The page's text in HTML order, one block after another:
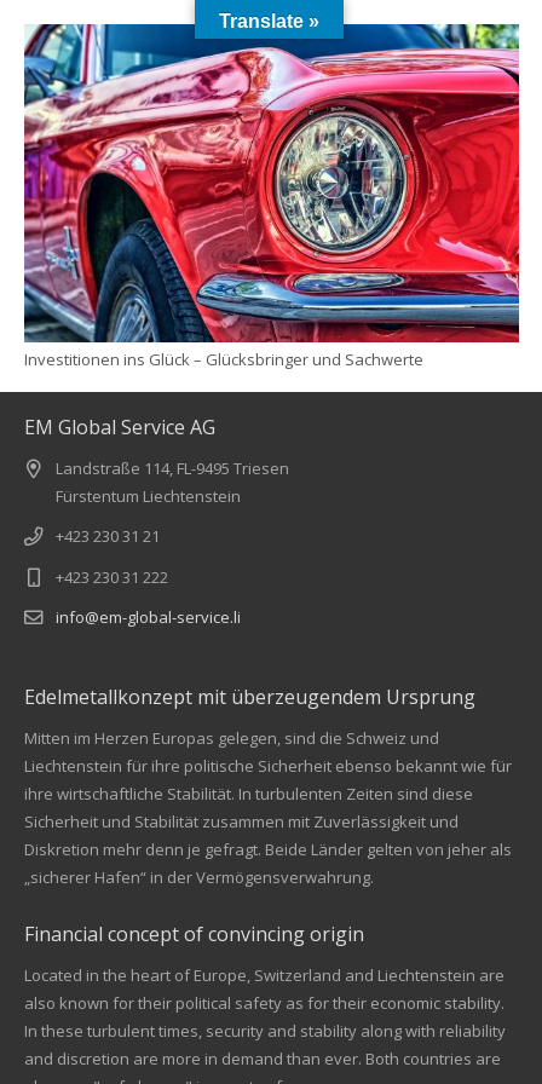
Investitionen ins Glück – Glücksbringer und Sachwerte
EM Global Service AG
Landstraße 114, FL-9495 Triesen
Fürstentum Liechtenstein
+423 230 31 21
+423 230 31 222
info@em-global-service.li
Edelmetallkonzept mit überzeugendem Ursprung
Mitten im Herzen Europas gelegen, sind die Schweiz und
Liechtenstein für ihre politische Sicherheit ebenso bekannt wie für
ihre wirtschaftliche Stabilität. In turbulenten Zeiten sind diese
Sicherheit und Stabilität zusammen mit Zuverlässigkeit und
Diskretion mehr denn je gefragt. Beide Länder gelten von jeher als
„sicherer Hafen“ in der Vermögensverwahrung.
Financial concept of convincing origin
Located in the heart of Europe, Switzerland and Liechtenstein are
also known for their political safety as for their economic stability.
In these turbulent times, security and stability along with reliability
and discretion are more in demand than ever. Both countries are
Translate »
Kundenbewertungen und Erfahrungen zu
EM Global Service AG